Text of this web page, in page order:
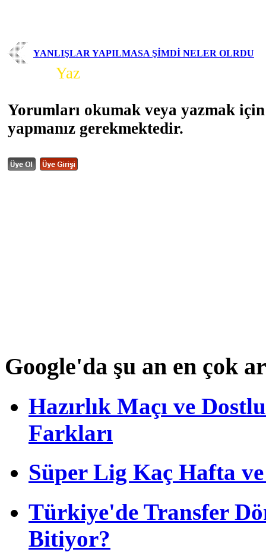
YANLIŞLAR YAPILMASA ŞİMDİ NELER OLRDU
Yaz
Yorumları okumak veya yazmak
yapmanız gerekmektedir.
Google'da şu an en çok
Hazırlık Maçı ve
Farkları
Süper Lig Kaç Hafta
Türkiye'de Transfer
Bitiyor?